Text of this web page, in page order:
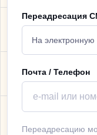
Переадресация
Почта / Телефон
Переадресацию